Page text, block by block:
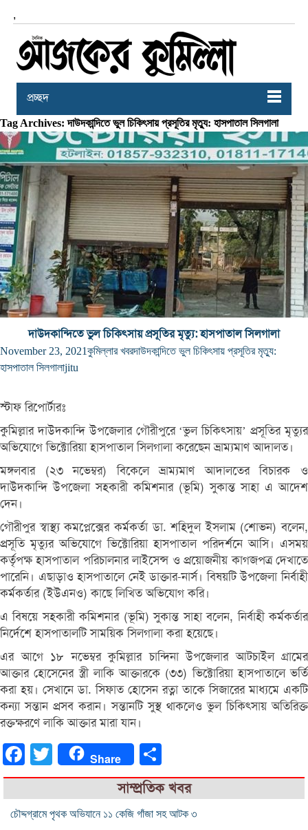
,
প্রচ্ছদ
Tag Archives: দাউদকান্দিতে ভুল চিকিৎসায় প্রসূতির মৃত্যু: হাসপাতাল সিলগালা
দাউদকান্দিতে ভুল চিকিৎসায় প্রসূতির মৃত্যু: হাসপাতাল সিলগালা
November 23, 2021কুমিল্লার খবরদাউদকান্দিতে ভুল চিকিৎসায় প্রসূতির মৃত্যু:
হাসপাতাল সিলগালাjitu
স্টাফ রিপোর্টারঃ
কুমিল্লার দাউদকান্দি উপজেলার গৌরীপুরে ‘ভুল চিকিৎসায়’ প্রসূতির মৃত্যুর
অভিযোগে ভিক্টোরিয়া হাসপাতাল সিলগালা করেছেন ভ্রাম্যমাণ আদালত।
মঙ্গলবার (২৩ নভেম্বর) বিকেলে ভ্রাম্যমাণ আদালতের বিচারক ও
দাউদকান্দি উপজেলা সহকারী কমিশনার (ভূমি) সুকান্ত সাহা এ আদেশ
দেন।
গৌরীপুর স্বাস্থ্য কমপ্লেক্সের কর্মকর্তা ডা. শহিদুল ইসলাম (শোভন) বলেন,
প্রসূতি মৃত্যুর অভিযোগে ভিক্টোরিয়া হাসপাতাল পরিদর্শনে আসি। এসময়
কর্তৃপক্ষ হাসপাতাল পরিচালনার লাইসেন্স ও প্রয়োজনীয় কাগজপত্র দেখাতে
পারেনি। এছাড়াও হাসপাতালে নেই ডাক্তার-নার্স। বিষয়টি উপজেলা নির্বাহী
কর্মকর্তার (ইউএনও) কাছে লিখিত অভিযোগ করি।
এ বিষয়ে সহকারী কমিশনার (ভূমি) সুকান্ত সাহা বলেন, নির্বাহী কর্মকর্তার
নির্দেশে হাসপাতালটি সাময়িক সিলগালা করা হয়েছে।
এর আগে ১৮ নভেম্বর কুমিল্লার চান্দিনা উপজেলার আটচাইল গ্রামের
আক্তার হোসেনের স্ত্রী লাকি আক্তারকে (৩৩) ভিক্টোরিয়া হাসপাতালে ভর্তি
করা হয়। সেখানে ডা. সিফাত হোসেন রত্না তাকে সিজারের মাধ্যমে একটি
কন্যা সন্তান প্রসব করান। সন্তানটি সুস্থ থাকলেও ভুল চিকিৎসায় অতিরিক্ত
রক্তক্ষরণে লাকি আক্তার মারা যান।
FacebookTwitter Share
সাম্প্রতিক খবর
চৌদ্দগ্রামে পৃথক অভিযানে ১১ কেজি গাঁজা সহ আটক ৩